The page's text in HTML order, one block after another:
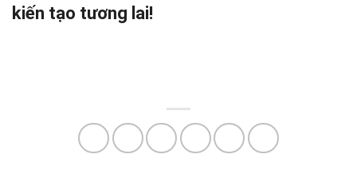
kiến tạo tương lai!